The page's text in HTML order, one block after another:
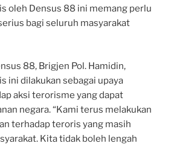
oleh Densus 88 ini memang perlu
bagi seluruh masyarakat
88, Brigjen Pol. Hamidin,
ini dilakukan sebagai upaya
aksi terorisme yang dapat
negara. “Kami terus melakukan
terhadap teroris yang masih
Kita tidak boleh lengah